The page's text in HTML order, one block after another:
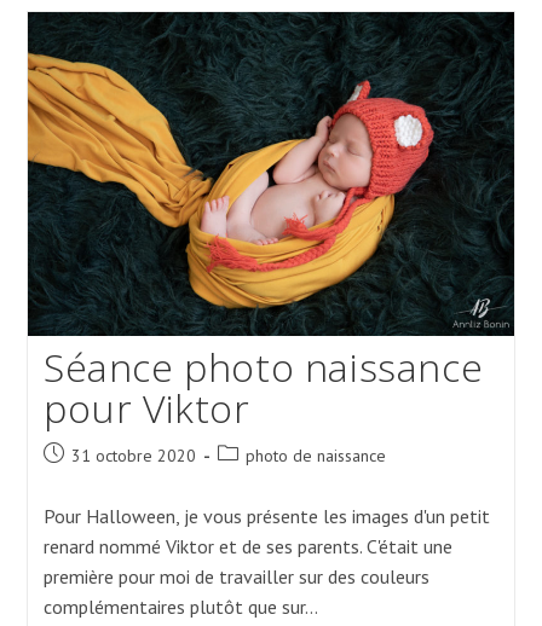
Studio
Avec
Emy
Séance photo naissance
pour Viktor
Post 31 octobre 2020
Postphoto de naissance
Pour Halloween, je vous présente les images d'un petit
renard nommé Viktor et de ses parents. C'était une
première pour moi de travailler sur des couleurs
complémentaires plutôt que sur…